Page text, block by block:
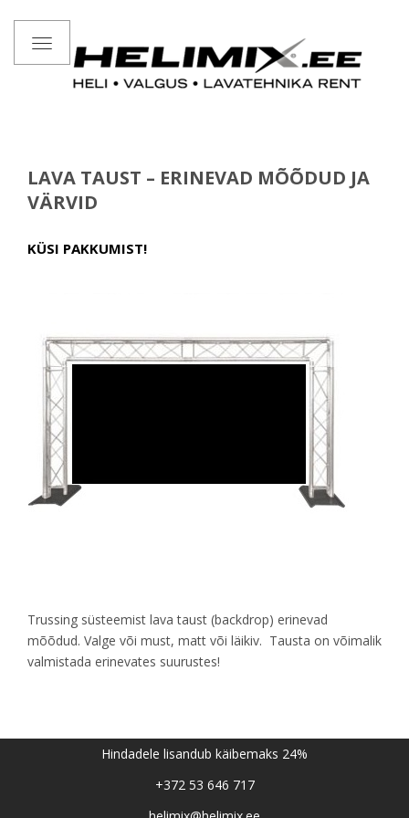
Toggle
navigation
LAVA TAUST – ERINEVAD MÕÕDUD JA
VÄRVID
KÜSI PAKKUMIST!
Trussing süsteemist lava taust (backdrop) erinevad
mõõdud. Valge või must, matt või läikiv. Tausta on võimalik
valmistada erinevates suurustes!
Hindadele lisandub käibemaks 24%
+372 53 646 717